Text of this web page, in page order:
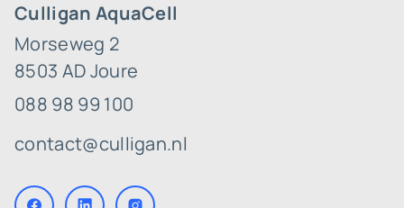
Culligan AquaCell
Morseweg 2
8503 AD Joure
088 98 99 100
contact@culligan.nl